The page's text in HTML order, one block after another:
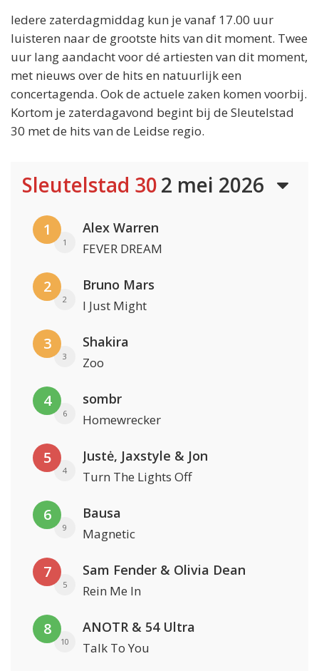
Iedere zaterdagmiddag kun je vanaf 17.00 uur
luisteren naar de grootste hits van dit moment. Twee
uur lang aandacht voor dé artiesten van dit moment,
met nieuws over de hits en natuurlijk een
concertagenda. Ook de actuele zaken komen voorbij.
Kortom je zaterdagavond begint bij de Sleutelstad
30 met de hits van de Leidse regio.
Sleutelstad 302 mei 2026
1
1
Alex Warren
FEVER DREAM
2
2
Bruno Mars
I Just Might
3
3
Shakira
Zoo
4
6
sombr
Homewrecker
5
4
Justė, Jaxstyle & Jon
Turn The Lights Off
6
9
Bausa
Magnetic
7
5
Sam Fender & Olivia Dean
Rein Me In
8
10
ANOTR & 54 Ultra
Talk To You